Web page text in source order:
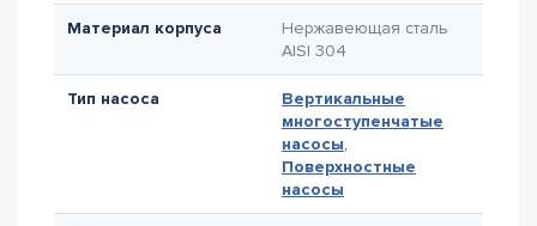
Материал корпуса
Нержавеющая сталь
AISI 304
Тип насоса
Вертикальные
многоступенчатые
насосы,
Поверхностные
насосы